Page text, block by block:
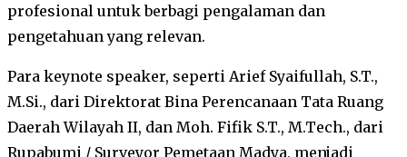
profesional untuk berbagi pengalaman dan
pengetahuan yang relevan.
Para keynote speaker, seperti Arief Syaifullah, S.T.,
M.Si., dari Direktorat Bina Perencanaan Tata Ruang
Daerah Wilayah II, dan Moh. Fifik S.T., M.Tech., dari
Rupabumi / Surveyor Pemetaan Madya, menjadi